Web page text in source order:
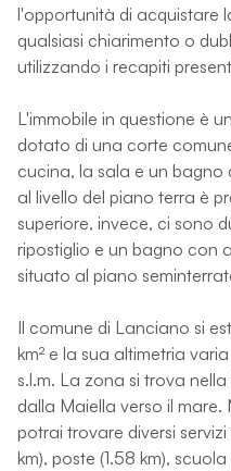
l'opportunità di acquistare
qualsiasi chiarimento o
utilizzando i recapiti
L'immobile in questione è
dotato di una corte
cucina, la sala e un
al livello del piano terra è
superiore, invece, ci sono
ripostiglio e un bagno con
situato al piano
Il comune di Lanciano si
km² e la sua altimetria
s.l.m. La zona si trova
dalla Maiella verso il mare.
potrai trovare diversi
km), poste (1.58 km),